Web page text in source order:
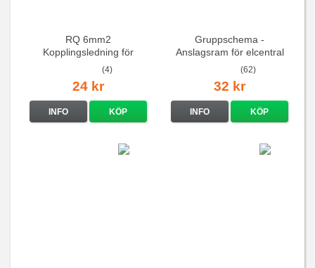
RQ 6mm2
Kopplingsledning för
elcentraler mm
(4)
24 kr
INFO KÖP
Gruppschema -
Anslagsram för elcentral
(62)
32 kr
INFO KÖP